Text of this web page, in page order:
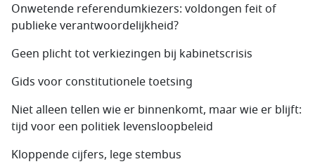
Onwetende referendumkiezers: voldongen feit of
publieke verantwoordelijkheid?
Geen plicht tot verkiezingen bij kabinetscrisis
Gids voor constitutionele toetsing
Niet alleen tellen wie er binnenkomt, maar wie er blijft:
tijd voor een politiek levensloopbeleid
Kloppende cijfers, lege stembus